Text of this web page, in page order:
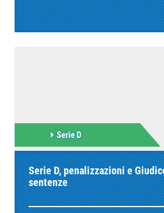
Serie D
Serie D, penalizzazioni e
sentenze